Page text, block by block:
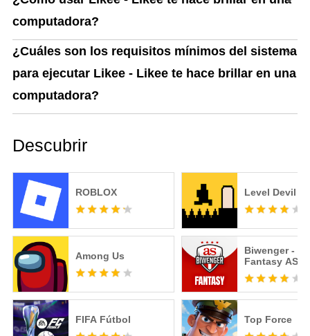
computadora?
¿Cuáles son los requisitos mínimos del sistema
para ejecutar Likee - Likee te hace brillar en una
computadora?
Descubrir
ROBLOX Level Devil
Among Us
Biwenger -
Fantasy AS
FIFA Fútbol Top Force